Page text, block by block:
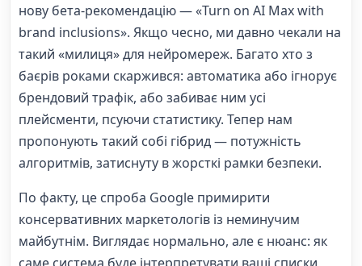
нову бета-рекомендацію — «Turn on AI Max with
brand inclusions». Якщо чесно, ми давно чекали на
такий «милиця» для нейромереж. Багато хто з
баєрів роками скаржився: автоматика або ігнорує
брендовий трафік, або забиває ним усі
плейсменти, псуючи статистику. Тепер нам
пропонують такий собі гібрид — потужність
алгоритмів, затиснуту в жорсткі рамки безпеки.
По факту, це спроба Google примирити
консервативних маркетологів із неминучим
майбутнім. Виглядає нормально, але є нюанс: як